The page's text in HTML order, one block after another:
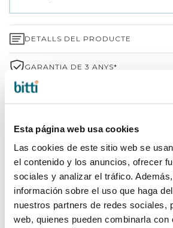
Esta página web usa cookies
Las cookies de este sitio web se
el contenido y los anuncios, ofrecer
sociales y analizar el tráfico.
información sobre el uso que haga
nuestros partners de redes sociales,
web, quienes pueden combinarla con
DETALLS DEL PRODUCTE
GARANTIA DE 3 ANYS*
ENVIAMENTS I DEVOLUCIONS
PER QUÈ TRIAR BITTI?
INFORMACIÓ DE LA MARCA
COMPLETA LA TEVA COMPRA